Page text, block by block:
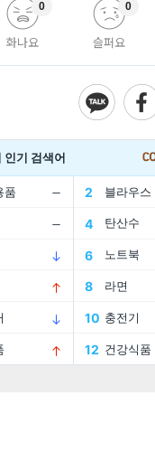
화나요
0
슬퍼요
0